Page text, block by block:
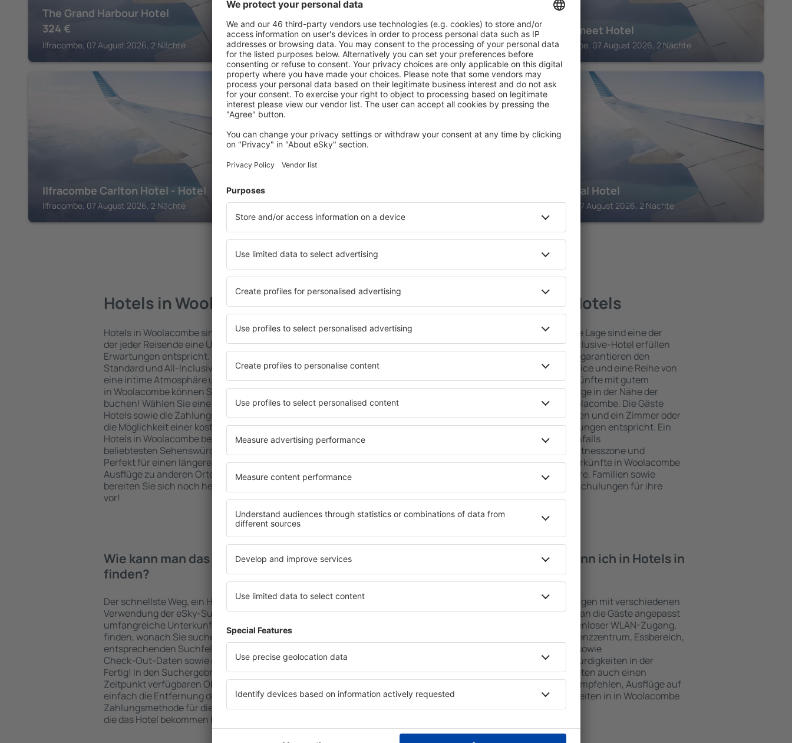
The Grand Harbour Hotel
324 €
Ilfracombe, 07 August 2026, 2 Nächte
Wellness
Braunton, 07 August 2026, 2 Nächte
Watersmeet Hotel
Woolacombe, 07 August 2026, 2 Nächte
Ilfracombe Carlton Hotel - Hotel
Ilfracombe, 07 August 2026, 2 Nächte
BARNSTAPLE
Barnstaple, 07 August 2026, 2 Nächte
BIDEFORD
The Royal Hotel
Bideford, 07 August 2026, 2 Nächte
Mehr Hotels ansehen in Woolacombe
Hotels in Woolacombe
Hotels in Woolacombe sind eine vielfältige Unterkunftsbasis, in
der jeder Reisende eine Unterkunft findet, die seinen
Erwartungen entspricht. Sie bevorzugen ein Hotel mit hohem
Standard und All-Inclusive-Angebot oder wählen Hotels aus, die
eine intime Atmosphäre und günstige Unterkünfte garantieren?
in Woolacombe können Sie eine Unterkunft für jede Geldtasche
buchen! Wählen Sie eine günstige Lage und den Standard des
Hotels sowie die Zahlungsmethoden für die Unterkunft aus und
die Möglichkeit einer kostenlosen Stornierung der Buchung.
Hotels in Woolacombe befinden sich sowohl in der Nähe der
beliebtesten Sehenswürdigkeiten als auch abseits der Masse.
Perfekt für einen längeren Aufenthalt und als Ausgangspunkt für
Ausflüge zu anderen Orten. Wählen Sie ein Hotel für sich aus und
bereiten Sie sich noch heute auf Ihre Reise oder Geschäftsreise
vor!
Woolacombe – beste Hotels
Umfassender Service und eine attraktive Lage sind eine der
wichtigsten Bedingungen, die ein All-Inclusive-Hotel erfüllen
muss. Die besten Hotels in Woolacombe garantieren den
Hotelgästen einen hervorragenden Service und eine Reihe von
Annehmlichkeiten. Hochwertige Unterkünfte mit gutem
Standard bieten eine ausgezeichnete Lage in der Nähe der
wichtigsten Sehenswürdigkeiten in Woolacombe. Die Gäste
können die kostenlosen Parkplätze nutzen und ein Zimmer oder
Apartment auswählen, das ihren Erwartungen entspricht. Ein
Hotel mit hohem Standard umfasst ebenfalls
abwechslungsreiches Menü, SPA oder Fitnesszone und
Attraktionen für Kinder. Die besten Unterkünfte in Woolacombe
sind eine hervorragende Lösung für Paare, Familien sowie
Personen, die geschäftlich reisen oder Schulungen für ihre
Mitarbeiter organisieren möchten.
Wie kann man das Hotel in in Woolacombe
finden?
Der schnellste Weg, ein Hotel in Woolacombe zu finden, ist die
Verwendung der eSky-Suchmaschine für Unterkünfte. Eine
umfangreiche Unterkunftsbasis garantiert, dass Sie gerade das
finden, wonach Sie suchen. Geben Sie den Reiseort in die
entsprechenden Suchfelder ein, wählen Sie die Check-In- und
Check-Out-Daten sowie die Anzahl der Gäste und Zimmer aus.
Fertig! In den Suchergebnissen werden die zum angegebenen
Zeitpunkt verfügbaren Objekte angezeigt. Sie können ganz
einfach die Entfernung des Hotels vom Zentrum, die
Zahlungsmethode für die Unterkunft oder die Anzahl der Sterne,
die das Hotel bekommen hat, überprüfen.
Welche Annehmlichkeiten kann ich in Hotels in
in Woolacombe finden?
Hotels in in Woolacombe sind Einrichtungen mit verschiedenen
Standards sowie Annehmlichkeiten, die an die Gäste angepasst
sind . Zu den beliebtesten gehören kostenloser WLAN-Zugang,
SPA-Zone, Bar / Safe im Zimmer, Konferenzzentrum, Essbereich,
Kinderspielecke, kostenlose Parkplätze sowie
Informationsbroschüren über Sehenswürdigkeiten in der
Umgebung. Einige der Einrichtungen bieten auch einen
Transport vom/zum Flughafen an oder empfehlen, Ausflüge auf
den Spuren der größten Sehenswürdigkeiten in in Woolacombe
zu unternehmen.